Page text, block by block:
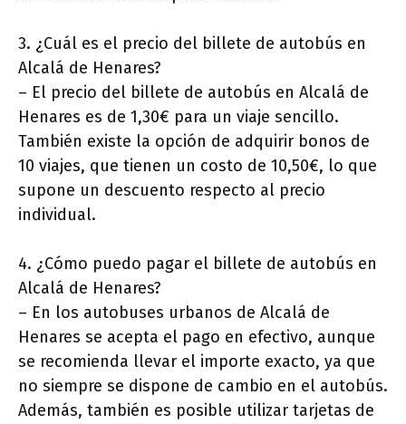
3. ¿Cuál es el precio del billete de autobús en
Alcalá de Henares?
– El precio del billete de autobús en Alcalá de
Henares es de 1,30€ para un viaje sencillo.
También existe la opción de adquirir bonos de
10 viajes, que tienen un costo de 10,50€, lo que
supone un descuento respecto al precio
individual.
4. ¿Cómo puedo pagar el billete de autobús en
Alcalá de Henares?
– En los autobuses urbanos de Alcalá de
Henares se acepta el pago en efectivo, aunque
se recomienda llevar el importe exacto, ya que
no siempre se dispone de cambio en el autobús.
Además, también es posible utilizar tarjetas de